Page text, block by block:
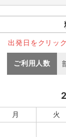
出発日をクリッ
ご利用人数
月 火